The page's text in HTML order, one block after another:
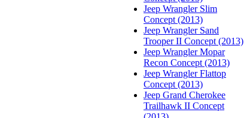
Jeep Wrangler Slim
Concept (2013)
Jeep Wrangler Sand
Trooper II Concept (2013)
Jeep Wrangler Mopar
Recon Concept (2013)
Jeep Wrangler Flattop
Concept (2013)
Jeep Grand Cherokee
Trailhawk II Concept